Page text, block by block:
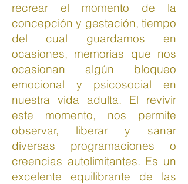
recrear el momento de la
concepción y gestación, tiempo
del cual guardamos en
ocasiones, memorias que nos
ocasionan algún bloqueo
emocional y psicosocial en
nuestra vida adulta. El revivir
este momento, nos permite
observar, liberar y sanar
diversas programaciones o
creencias autolimitantes. Es un
excelente equilibrante de las